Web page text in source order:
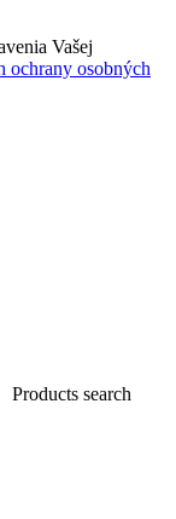
Vašej
ochrany osobných
Products search